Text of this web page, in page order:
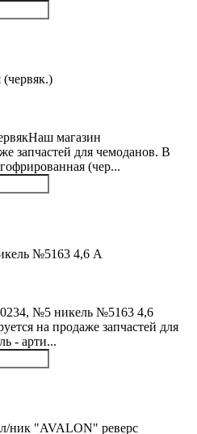
магазин
запчастей для чемоданов. В
(чер...
№5 никель №5163 4,6
на продаже запчастей для
- арти...